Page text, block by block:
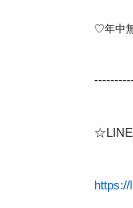
♡年中
☆ LINE